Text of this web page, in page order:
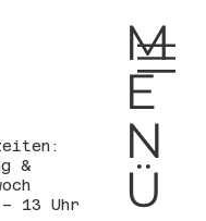
M
E
N
Ü
&
13 Uhr